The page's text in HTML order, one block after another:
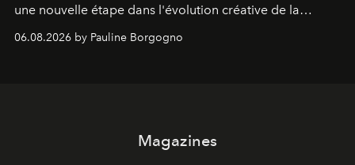
une nouvelle étape dans l'évolution créative de la
06.08.2026 by Pauline Borgogno
Magazines